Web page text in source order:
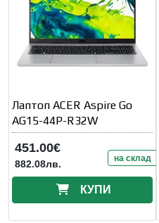
Лаптоп ACER Aspire Go
AG15-44P-R32W
451.00€
882.08лв. на склад
КУПИ